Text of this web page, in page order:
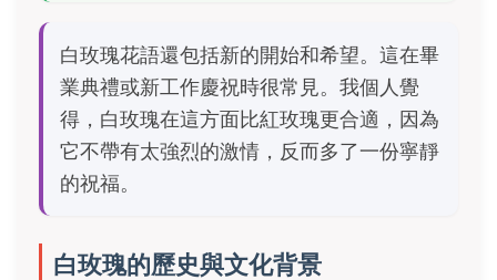
白玫瑰花語還包括新的開始和希望。這在畢
業典禮或新工作慶祝時很常見。我個人覺
得，白玫瑰在這方面比紅玫瑰更合適，因為
它不帶有太強烈的激情，反而多了一份寧靜
的祝福。
白玫瑰的歷史與文化背景